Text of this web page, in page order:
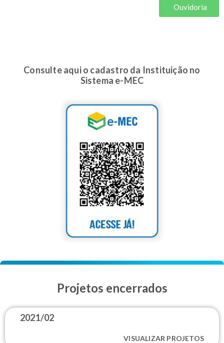
Ouvidoria
Consulte aqui o cadastro da Instituição no
Sistema e-MEC
Projetos encerrados
2021/02
VISUALIZAR PROJETOS